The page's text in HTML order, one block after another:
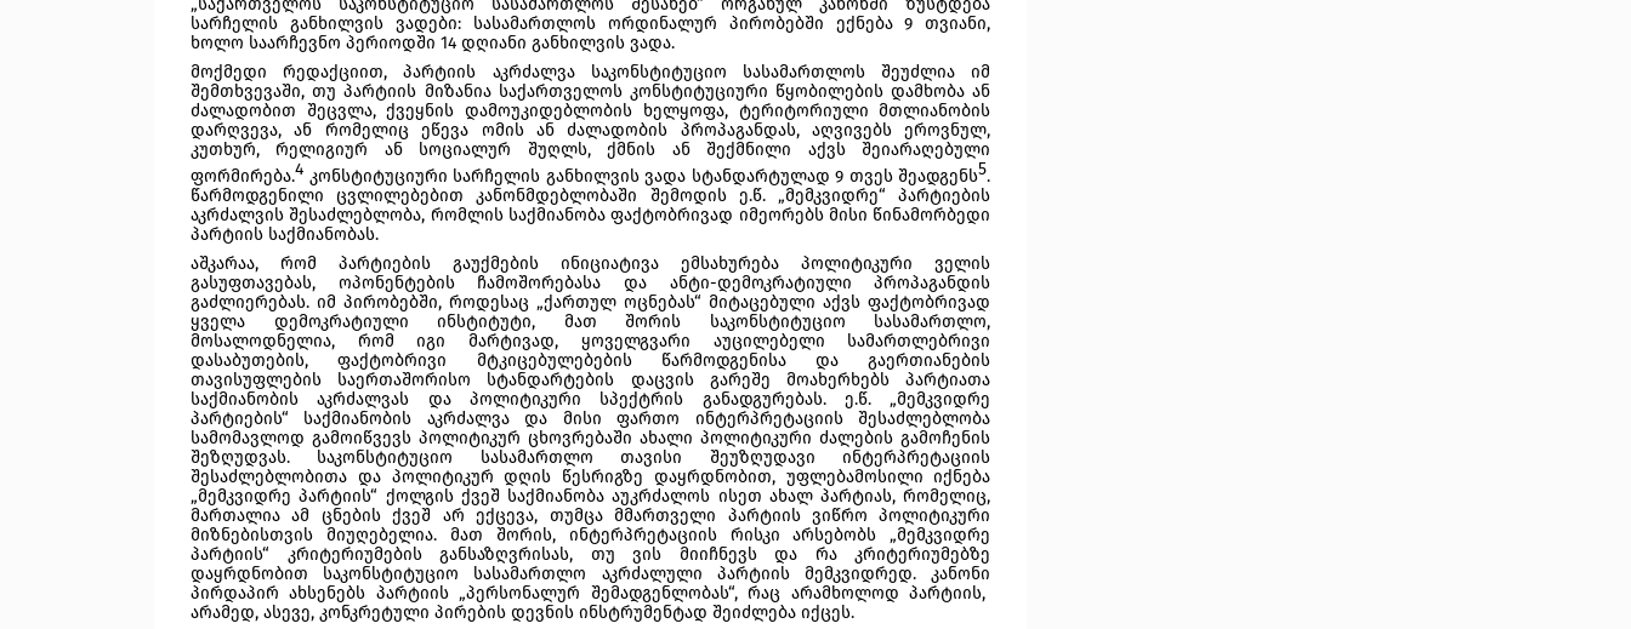
„საქართველოს საკონსტიტუციო სასამართლოს შესახებ“ ორგანულ კანონში ზუსტდება
სარჩელის განხილვის ვადები: სასამართლოს ორდინალურ პირობებში ექნება 9 თვიანი,
ხოლო საარჩევნო პერიოდში 14 დღიანი განხილვის ვადა.
მოქმედი რედაქციით, პარტიის აკრძალვა საკონსტიტუციო სასამართლოს შეუძლია იმ
შემთხვევაში, თუ პარტიის მიზანია საქართველოს კონსტიტუციური წყობილების დამხობა ან
ძალადობით შეცვლა, ქვეყნის დამოუკიდებლობის ხელყოფა, ტერიტორიული მთლიანობის
დარღვევა, ან რომელიც ეწევა ომის ან ძალადობის პროპაგანდას, აღვივებს ეროვნულ,
კუთხურ, რელიგიურ ან სოციალურ შუღლს, ქმნის ან შექმნილი აქვს შეიარაღებული
ფორმირება.4 კონსტიტუციური სარჩელის განხილვის ვადა სტანდარტულად 9 თვეს შეადგენს5.
წარმოდგენილი ცვლილებებით კანონმდებლობაში შემოდის ე.წ. „მემკვიდრე“ პარტიების
აკრძალვის შესაძლებლობა, რომლის საქმიანობა ფაქტობრივად იმეორებს მისი წინამორბედი
პარტიის საქმიანობას.
აშკარაა, რომ პარტიების გაუქმების ინიციატივა ემსახურება პოლიტიკური ველის
გასუფთავებას, ოპონენტების ჩამოშორებასა და ანტი-დემოკრატიული პროპაგანდის
გაძლიერებას. იმ პირობებში, როდესაც „ქართულ ოცნებას“ მიტაცებული აქვს ფაქტობრივად
ყველა დემოკრატიული ინსტიტუტი, მათ შორის საკონსტიტუციო სასამართლო,
მოსალოდნელია, რომ იგი მარტივად, ყოველგვარი აუცილებელი სამართლებრივი
დასაბუთების, ფაქტობრივი მტკიცებულებების წარმოდგენისა და გაერთიანების
თავისუფლების საერთაშორისო სტანდარტების დაცვის გარეშე მოახერხებს პარტიათა
საქმიანობის აკრძალვას და პოლიტიკური სპექტრის განადგურებას. ე.წ. „მემკვიდრე
პარტიების“ საქმიანობის აკრძალვა და მისი ფართო ინტერპრეტაციის შესაძლებლობა
სამომავლოდ გამოიწვევს პოლიტიკურ ცხოვრებაში ახალი პოლიტიკური ძალების გამოჩენის
შეზღუდვას. საკონსტიტუციო სასამართლო თავისი შეუზღუდავი ინტერპრეტაციის
შესაძლებლობითა და პოლიტიკურ დღის წესრიგზე დაყრდნობით, უფლებამოსილი იქნება
„მემკვიდრე პარტიის“ ქოლგის ქვეშ საქმიანობა აუკრძალოს ისეთ ახალ პარტიას, რომელიც,
მართალია ამ ცნების ქვეშ არ ექცევა, თუმცა მმართველი პარტიის ვიწრო პოლიტიკური
მიზნებისთვის მიუღებელია. მათ შორის, ინტერპრეტაციის რისკი არსებობს „მემკვიდრე
პარტიის“ კრიტერიუმების განსაზღვრისას, თუ ვის მიიჩნევს და რა კრიტერიუმებზე
დაყრდნობით საკონსტიტუციო სასამართლო აკრძალული პარტიის მემკვიდრედ. კანონი
პირდაპირ ახსენებს პარტიის „პერსონალურ შემადგენლობას“, რაც არამხოლოდ პარტიის,
არამედ, ასევე, კონკრეტული პირების დევნის ინსტრუმენტად შეიძლება იქცეს.